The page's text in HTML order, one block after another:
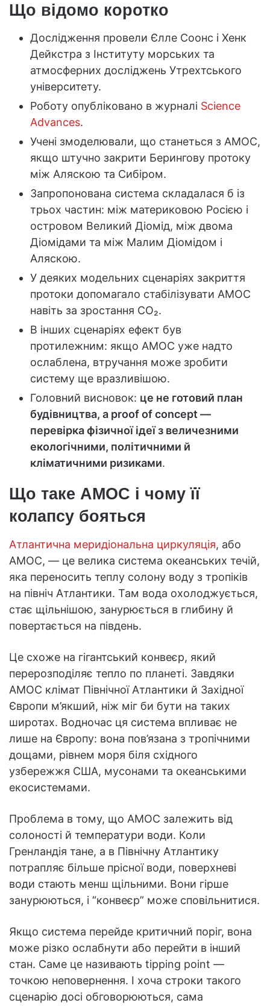
Що відомо коротко
Дослідження провели Єлле Соонс і Хенк
Дейкстра з Інституту морських та
атмосферних досліджень Утрехтського
університету.
Роботу опубліковано в журналі Science
Advances.
Учені змоделювали, що станеться з AMOC,
якщо штучно закрити Берингову протоку
між Аляскою та Сибіром.
Запропонована система складалася б із
трьох частин: між материковою Росією і
островом Великий Діомід, між двома
Діомідами та між Малим Діомідом і
Аляскою.
У деяких модельних сценаріях закриття
протоки допомагало стабілізувати AMOC
навіть за зростання CO₂.
В інших сценаріях ефект був
протилежним: якщо AMOC уже надто
ослаблена, втручання може зробити
систему ще вразливішою.
Головний висновок: це не готовий план
будівництва, а proof of concept —
перевірка фізичної ідеї з величезними
екологічними, політичними й
кліматичними ризиками.
Що таке AMOC і чому її
колапсу бояться
Атлантична меридіональна циркуляція, або
AMOC, — це велика система океанських течій,
яка переносить теплу солону воду з тропіків
на північ Атлантики. Там вода охолоджується,
стає щільнішою, занурюється в глибину й
повертається на південь.
Це схоже на гігантський конвеєр, який
перерозподіляє тепло по планеті. Завдяки
AMOC клімат Північної Атлантики й Західної
Європи м’якший, ніж міг би бути на таких
широтах. Водночас ця система впливає не
лише на Європу: вона пов’язана з тропічними
дощами, рівнем моря біля східного
узбережжя США, мусонами та океанськими
екосистемами.
Проблема в тому, що AMOC залежить від
солоності й температури води. Коли
Гренландія тане, а в Північну Атлантику
потрапляє більше прісної води, поверхневі
води стають менш щільними. Вони гірше
занурюються, і “конвеєр” може сповільнитися.
Якщо система перейде критичний поріг, вона
може різко ослабнути або перейти в інший
стан. Саме це називають tipping point —
точкою неповернення. І хоча строки такого
сценарію досі обговорюються, сама